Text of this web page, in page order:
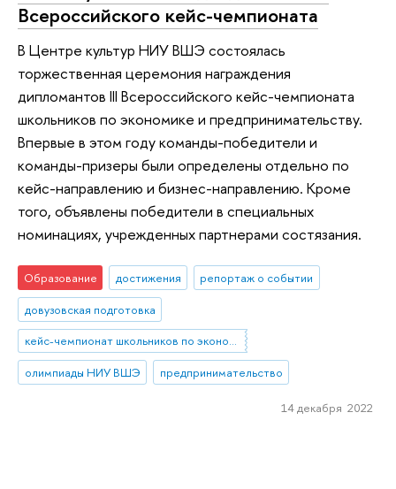
Всероссийского кейс-чемпионата
В Центре культур НИУ ВШЭ состоялась
торжественная церемония награждения
дипломантов III Всероссийского кейс-чемпионата
школьников по экономике и предпринимательству.
Впервые в этом году команды-победители и
команды-призеры были определены отдельно по
кейс-направлению и бизнес-направлению. Кроме
того, объявлены победители в специальных
номинациях, учрежденных партнерами состязания.
Образование достижения
репортаж о событии
довузовская подготовка
кейс-чемпионат школьников по экономике и предпринимательству
олимпиады НИУ ВШЭ
предпринимательство
14 декабря 2022